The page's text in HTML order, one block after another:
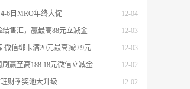
12-04
4-6日MRO年终大促
12-03
结售汇，赢最高88元立减金
12-03
:微信绑卡满20元最高减9.9元
12-02
刷赢至高188.18元微信立减金
12-02
财季奖池大升级